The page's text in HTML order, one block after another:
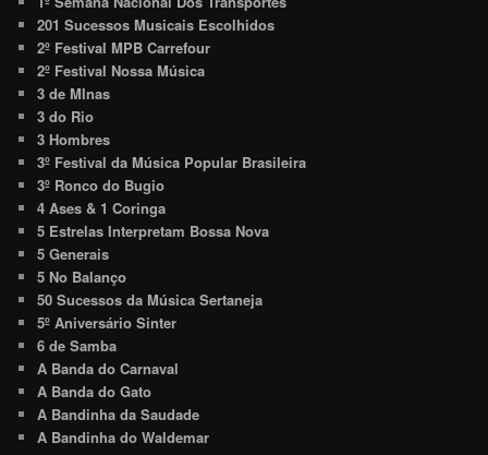
201 Sucessos Musicais Escolhidos
2º Festival MPB Carrefour
2º Festival Nossa Música
3 de MInas
3 do Rio
3 Hombres
3º Festival da Música Popular Brasileira
3º Ronco do Bugio
4 Ases & 1 Coringa
5 Estrelas Interpretam Bossa Nova
5 Generais
5 No Balanço
50 Sucessos da Música Sertaneja
5º Aniversário Sinter
6 de Samba
A Banda do Carnaval
A Banda do Gato
A Bandinha da Saudade
A Bandinha do Waldemar